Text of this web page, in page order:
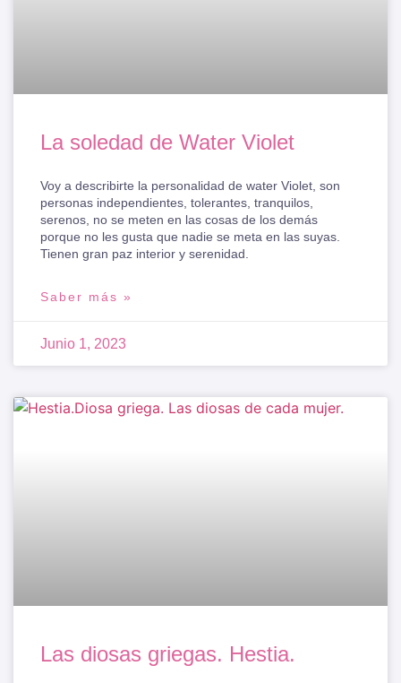
La soledad de Water Violet
Voy a describirte la personalidad de water Violet, son
personas independientes, tolerantes, tranquilos,
serenos, no se meten en las cosas de los demás
porque no les gusta que nadie se meta en las suyas.
Tienen gran paz interior y serenidad.
Saber más »
Junio 1, 2023
Las diosas griegas. Hestia.